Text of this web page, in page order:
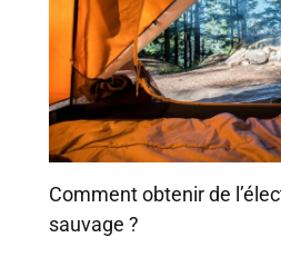
Comment obtenir de
sauvage ?